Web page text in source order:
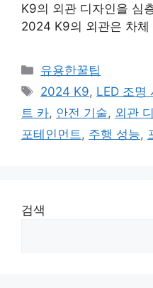
K9의 외관 디자인을 심
2024 K9의 외관은 차
카
테
리
유용한꿀팁
태
그
2024 K9, LED 조명
트 카, 안전 기술, 외관
포테인먼트 , 주행 성능,
검색